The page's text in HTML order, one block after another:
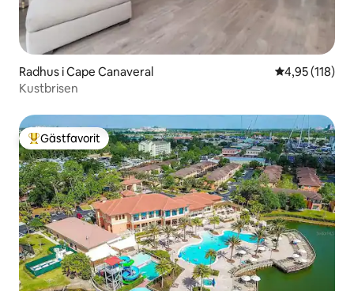
Radhus i Cape Canaveral 4,95 av 5 i
4,95 (118)
Kustbrisen
Populär gästfavorit
Gästfavorit